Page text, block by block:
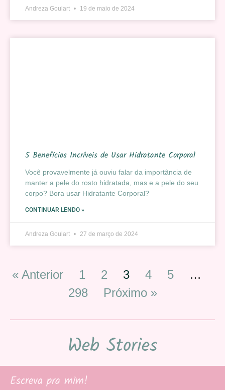
Andreza Goulart 19 de maio de 2024
5 Benefícios Incríveis de Usar Hidratante Corporal
Você provavelmente já ouviu falar da importância de
manter a pele do rosto hidratada, mas e a pele do seu
corpo? Bora usar Hidratante Corporal?
CONTINUAR LENDO »
Andreza Goulart 27 de março de 2024
« Anterior 1 2 3 4 5
…
298
Próximo »
Web Stories
Escreva pra mim!